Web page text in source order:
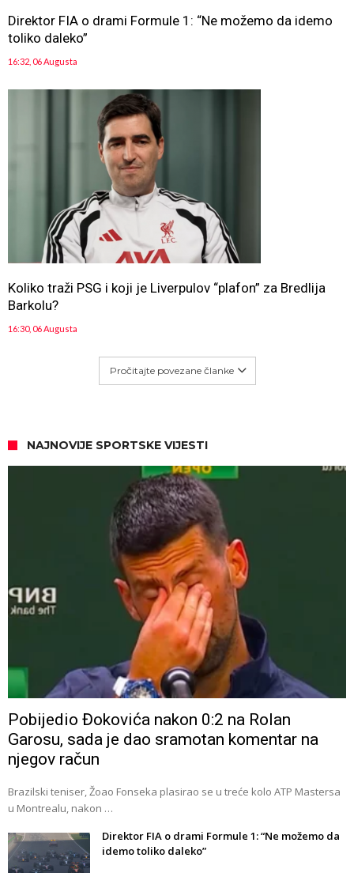
Direktor FIA o drami Formule 1: “Ne možemo da idemo
toliko daleko”
16:32, 06 Augusta
Koliko traži PSG i koji je Liverpulov “plafon” za Bredlija
Barkolu?
16:30, 06 Augusta
Pročitajte povezane članke
NAJNOVIJE SPORTSKE VIJESTI
Pobijedio Đokovića nakon 0:2 na Rolan
Garosu, sada je dao sramotan komentar na
njegov račun
Brazilski teniser, Žoao Fonseka plasirao se u treće kolo ATP Mastersa
u Montrealu, nakon …
Direktor FIA o drami Formule 1: “Ne možemo da
idemo toliko daleko”